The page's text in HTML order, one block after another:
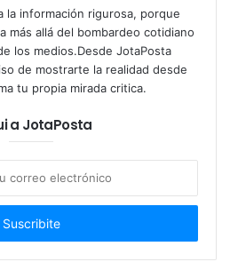
en niños en la
.
a losniños
linfoma y sarcoma del
cáncerdel cual se trate.
la información rigurosa, porque
más allá del bombardeo cotidiano
los medios.Desde JotaPosta
de mostrarte la realidad desde
tu propia mirada critica.
a JotaPosta